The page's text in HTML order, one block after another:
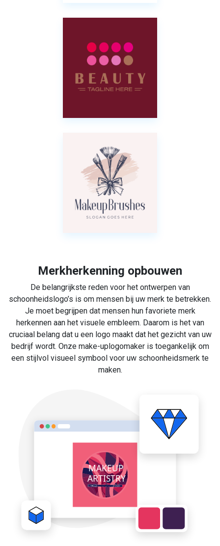
Merkherkenning opbouwen
De belangrijkste reden voor het ontwerpen van
schoonheidslogo’s is om mensen bij uw merk te betrekken.
Je moet begrijpen dat mensen hun favoriete merk
herkennen aan het visuele embleem. Daarom is het van
cruciaal belang dat u een logo maakt dat het gezicht van uw
bedrijf wordt. Onze make-uplogomaker is toegankelijk om
een stijlvol visueel symbool voor uw schoonheidsmerk te
maken.